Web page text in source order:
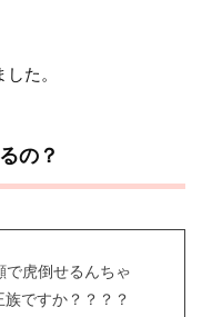
た。
の？
で虎倒せるんちゃ
ですか？？？？